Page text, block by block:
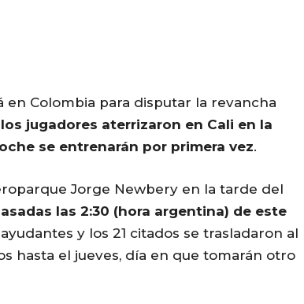
Colombia para disputar la revancha
jugadores aterrizaron en Cali en la
se entrenarán por primera vez.
Jorge Newbery en la tarde del
las 2:30 (hora argentina) de este
y los 21 citados se trasladaron al
hasta el jueves, día en que tomarán otro